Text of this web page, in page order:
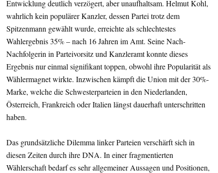
Entwicklung deutlich verzögert, aber unaufhaltsam. Helmut Kohl,
wahrlich kein populärer Kanzler, dessen Partei trotz dem
Spitzenmann gewählt wurde, erreichte als schlechtestes
Wahlergebnis 35% – nach 16 Jahren im Amt. Seine Nach-
Nachfolgerin in Parteivorsitz und Kanzleramt konnte dieses
Ergebnis nur einmal signifikant toppen, obwohl ihre Popularität als
Wählermagnet wirkte. Inzwischen kämpft die Union mit der 30%-
Marke, welche die Schwesterparteien in den Niederlanden,
Österreich, Frankreich oder Italien längst dauerhaft unterschritten
haben.
Das grundsätzliche Dilemma linker Parteien verschärft sich in
diesen Zeiten durch ihre DNA. In einer fragmentierten
Wählerschaft bedarf es sehr allgemeiner Aussagen und Positionen,